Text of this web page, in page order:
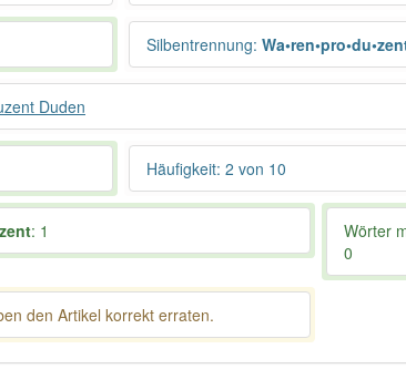
Silbentrennung:
Duden
Häufigkeit: 2 von 10
: 1 Wörter
0
den Artikel korrekt erraten.